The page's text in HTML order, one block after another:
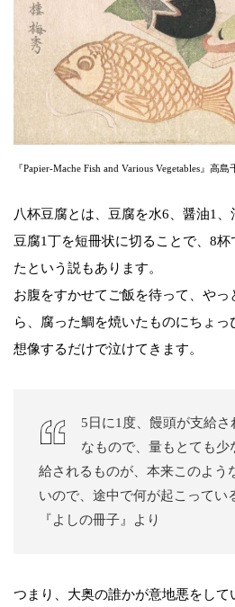
『Papier-Mache Fish and Various Vegetables』
八杯豆腐とは、豆腐を水6、醤油1
豆腐1丁を短冊状に切ることで、8
たという説もあります。
お腹をすかせてご飯を待って、やっ
ら、腐った鯛を焼いたものにちょ
想像するだけで泣けてきます。
5日に1度、饅頭が支給
なもので、量もとても少
給されるものが、本来このよう
いので、途中で何が起こってい
『よしの冊子』より
つまり、大奥の誰かが意地悪をし